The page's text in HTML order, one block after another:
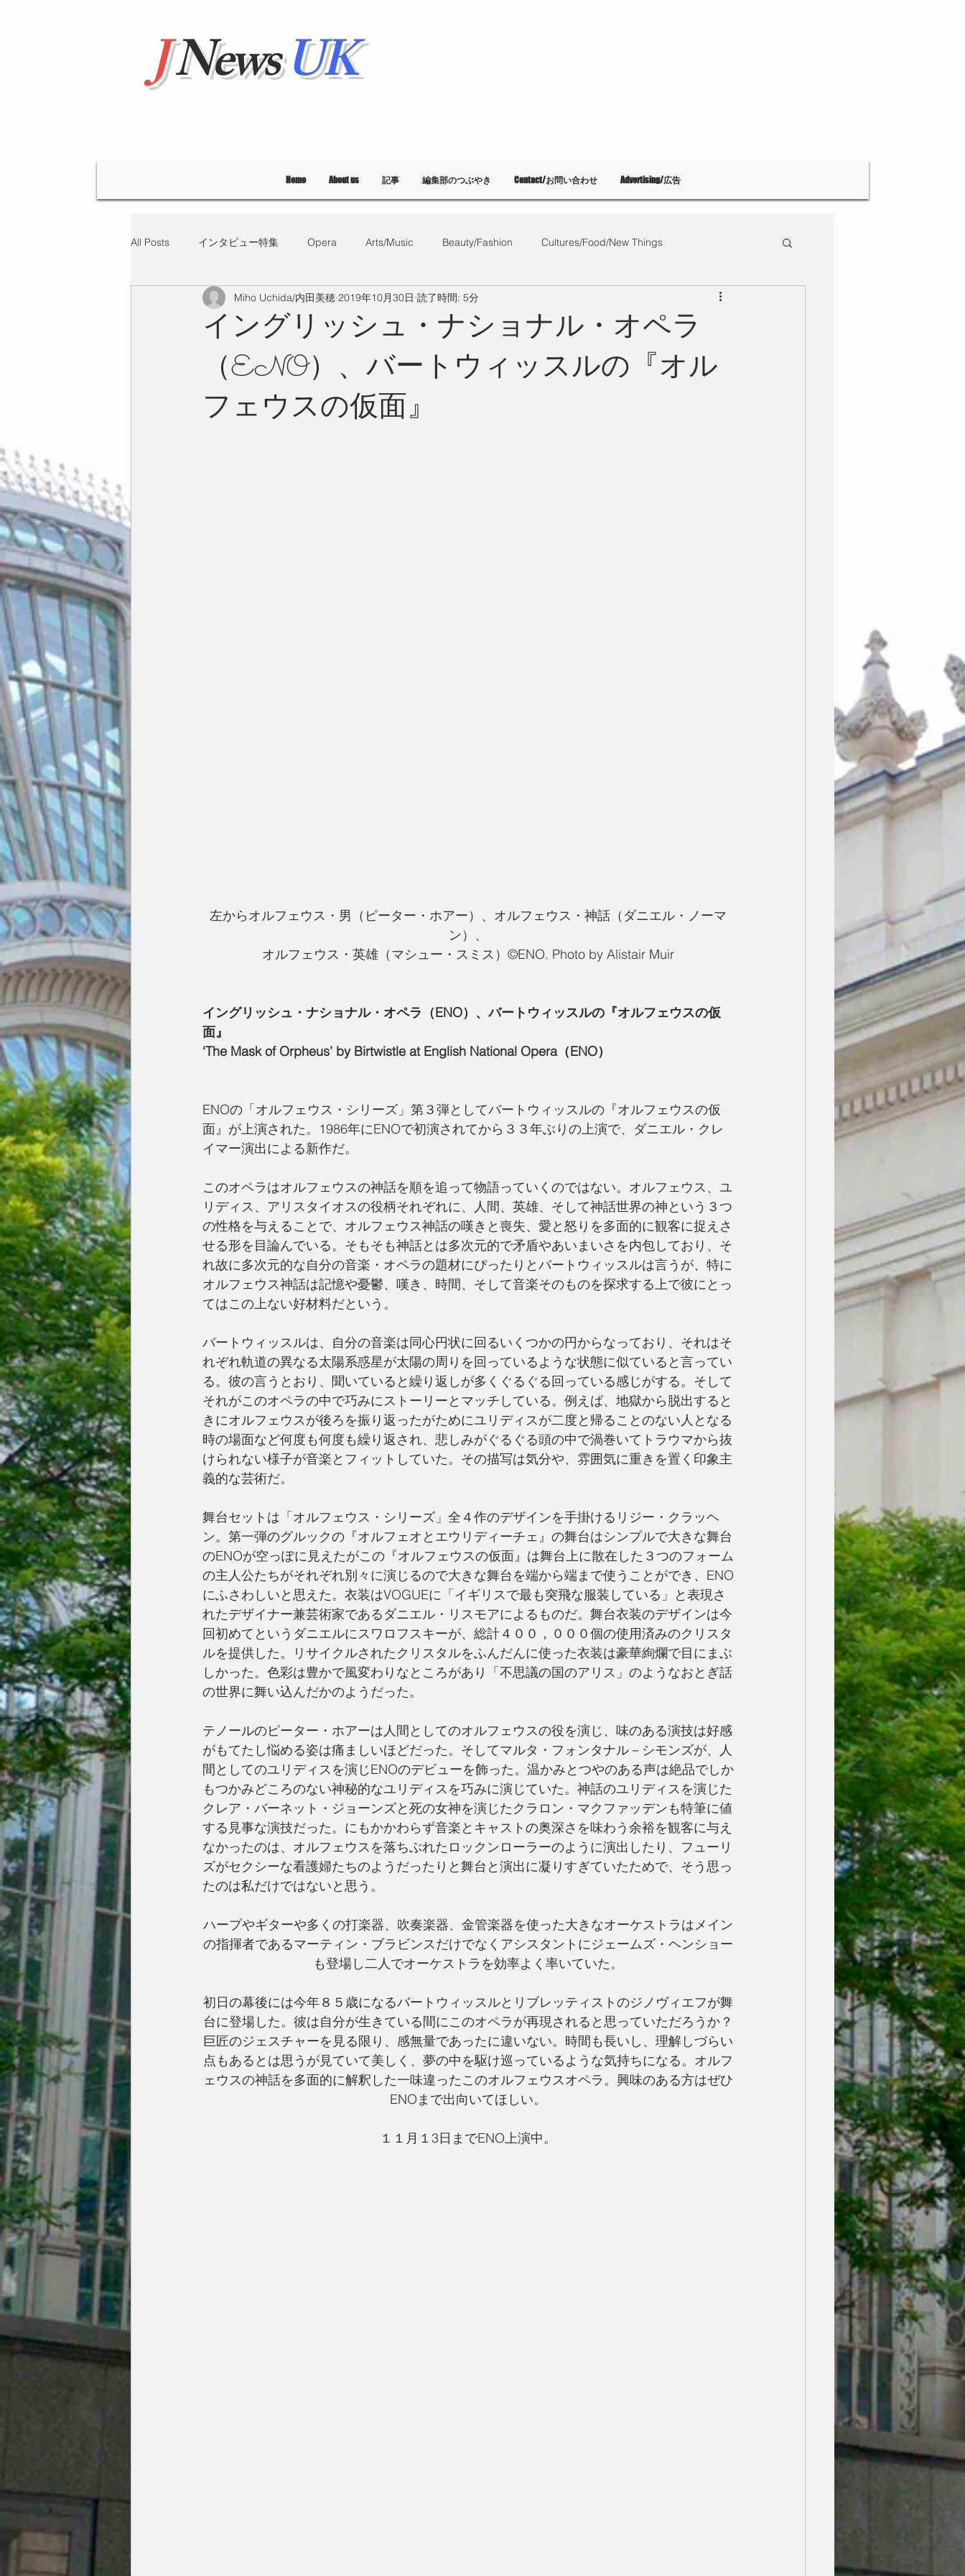
JNewsUK
Home About us 記事 編集部のつぶやき Contact/お問い合わせ Advertising/広告
All Posts インタビュー特集 Opera Arts/Music Beauty/Fashion Cultures/Food/New Things
"Hello' from Tokyo 連載 What's on? 教育 List of Events
占い 英国／欧州 News つぶやき
イングリッシュ・ナショナル・オペラ
（ENO）、バートウィッスルの『オル
フェウスの仮面』
Miho Uchida/内田美穂 2019年10月30日 読了時間: 5分
左からオルフェウス・男（ピーター・ホアー）、オルフェウス・神話（ダニエル・ノーマ
ン）、
オルフェウス・英雄（マシュー・スミス）©ENO. Photo by Alistair Muir
イングリッシュ・ナショナル・オペラ（ENO）、バートウィッスルの『オルフェウスの仮
面』
‘The Mask of Orpheus’ by Birtwistle at English National Opera（ENO）
ENOの「オルフェウス・シリーズ」第３弾としてバートウィッスルの『オルフェウスの仮
面』が上演された。1986年にENOで初演されてから３３年ぶりの上演で、ダニエル・クレ
イマー演出による新作だ。
このオペラはオルフェウスの神話を順を追って物語っていくのではない。オルフェウス、ユ
リディス、アリスタイオスの役柄それぞれに、人間、英雄、そして神話世界の神という３つ
の性格を与えることで、オルフェウス神話の嘆きと喪失、愛と怒りを多面的に観客に捉えさ
せる形を目論んでいる。そもそも神話とは多次元的で矛盾やあいまいさを内包しており、そ
れ故に多次元的な自分の音楽・オペラの題材にぴったりとバートウィッスルは言うが、特に
オルフェウス神話は記憶や憂鬱、嘆き、時間、そして音楽そのものを探求する上で彼にとっ
てはこの上ない好材料だという。
バートウィッスルは、自分の音楽は同心円状に回るいくつかの円からなっており、それはそ
れぞれ軌道の異なる太陽系惑星が太陽の周りを回っているような状態に似ていると言ってい
る。彼の言うとおり、聞いていると繰り返しが多くぐるぐる回っている感じがする。そして
それがこのオペラの中で巧みにストーリーとマッチしている。例えば、地獄から脱出すると
きにオルフェウスが後ろを振り返ったがためにユリディスが二度と帰ることのない人となる
時の場面など何度も何度も繰り返され、悲しみがぐるぐる頭の中で渦巻いてトラウマから抜
けられない様子が音楽とフィットしていた。その描写は気分や、雰囲気に重きを置く印象主
義的な芸術だ。
舞台セットは「オルフェウス・シリーズ」全４作のデザインを手掛けるリジー・クラッヘ
ン。第一弾のグルックの『オルフェオとエウリディーチェ』の舞台はシンプルで大きな舞台
のENOが空っぽに見えたがこの『オルフェウスの仮面』は舞台上に散在した３つのフォーム
の主人公たちがそれぞれ別々に演じるので大きな舞台を端から端まで使うことができ、ENO
にふさわしいと思えた。衣装はVOGUEに「イギリスで最も突飛な服装している」と表現さ
れたデザイナー兼芸術家であるダニエル・リスモアによるものだ。舞台衣装のデザインは今
回初めてというダニエルにスワロフスキーが、総計４００，０００個の使用済みのクリスタ
ルを提供した。リサイクルされたクリスタルをふんだんに使った衣装は豪華絢爛で目にまぶ
しかった。色彩は豊かで風変わりなところがあり「不思議の国のアリス」のようなおとぎ話
の世界に舞い込んだかのようだった。
テノールのピーター・ホアーは人間としてのオルフェウスの役を演じ、味のある演技は好感
がもてたし悩める姿は痛ましいほどだった。そしてマルタ・フォンタナル－シモンズが、人
間としてのユリディスを演じENOのデビューを飾った。温かみとつやのある声は絶品でしか
もつかみどころのない神秘的なユリディスを巧みに演じていた。神話のユリディスを演じた
クレア・バーネット・ジョーンズと死の女神を演じたクラロン・マクファッデンも特筆に値
する見事な演技だった。にもかかわらず音楽とキャストの奥深さを味わう余裕を観客に与え
なかったのは、オルフェウスを落ちぶれたロックンローラーのように演出したり、フューリ
ズがセクシーな看護婦たちのようだったりと舞台と演出に凝りすぎていたためで、そう思っ
たのは私だけではないと思う。
ハープやギターや多くの打楽器、吹奏楽器、金管楽器を使った大きなオーケストラはメイン
の指揮者であるマーティン・ブラビンスだけでなくアシスタントにジェームズ・ヘンショー
も登場し二人でオーケストラを効率よく率いていた。
初日の幕後には今年８５歳になるバートウィッスルとリブレッティストのジノヴィエフが舞
台に登場した。彼は自分が生きている間にこのオペラが再現されると思っていただろうか？
巨匠のジェスチャーを見る限り、感無量であったに違いない。時間も長いし、理解しづらい
点もあるとは思うが見ていて美しく、夢の中を駆け巡っているような気持ちになる。オルフ
ェウスの神話を多面的に解釈した一味違ったこのオルフェウスオペラ。興味のある方はぜひ
ENOまで出向いてほしい。
１１月１3日までENO上演中。